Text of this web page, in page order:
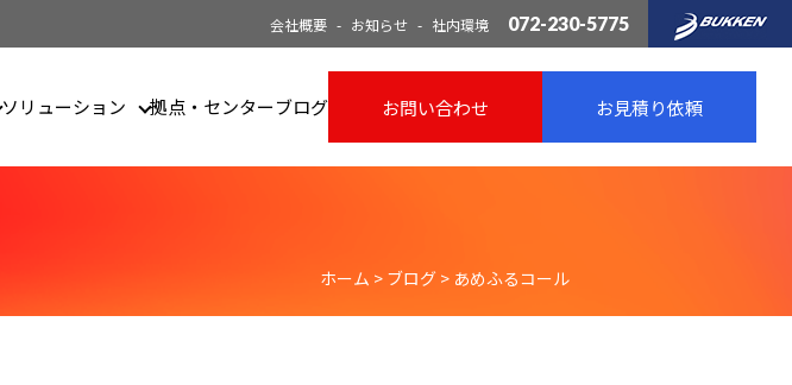
会社概要 お知らせ 社内環境 072-230-5775
ソリューション 拠点・センターブログ お問い合わせ お見積り依頼
ホーム > ブログ > あめふるコール